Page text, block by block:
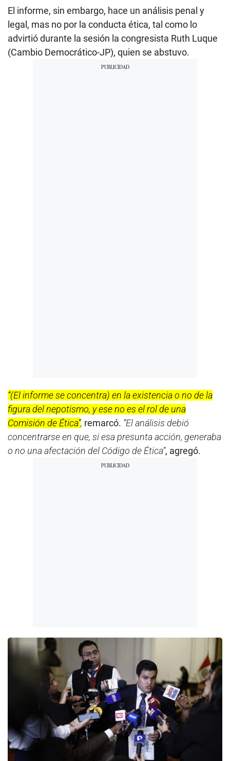
El informe, sin embargo, hace un análisis penal y
legal, mas no por la conducta ética, tal como lo
advirtió durante la sesión la congresista Ruth Luque
(Cambio Democrático-JP), quien se abstuvo.
“(El informe se concentra) en la existencia o no de la
figura del nepotismo, y ese no es el rol de una
Comisión de Ética”, remarcó. “El análisis debió
concentrarse en que, si esa presunta acción, generaba
o no una afectación del Código de Ética”, agregó.